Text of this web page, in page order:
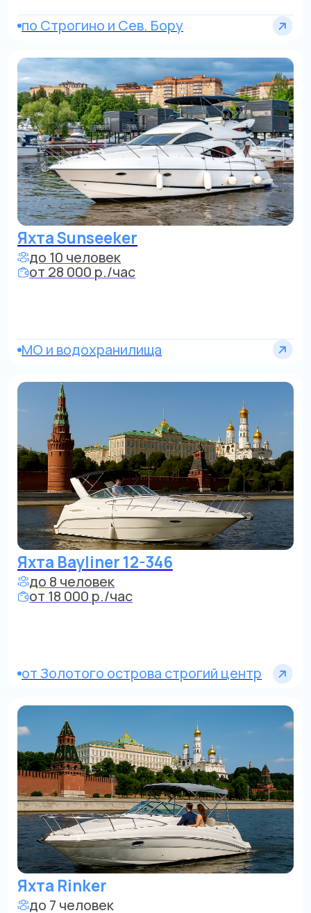
Яхта Rinker
до 7 человек
от 18 000 р./час
Катер
до 10 человек
от 18 000 р./час
Область
до 10 человек
от 28 000 р./час
МО и водохранилища
Яхта Bayliner 12-346
до 8 человек
от Золотого острова строгий центр